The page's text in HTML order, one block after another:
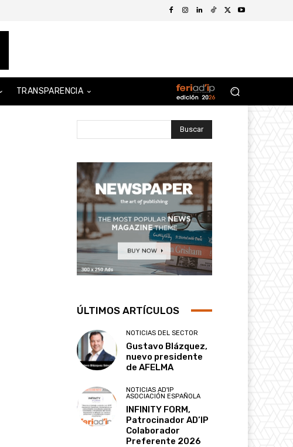
TRANSPARENCIA
Buscar
ÚLTIMOS ARTÍCULOS
NOTICIAS DEL SECTOR
Gustavo Blázquez,
nuevo presidente
de AFELMA
NOTICIAS AD'IP
ASOCIACIÓN ESPAÑOLA
INFINITY FORM,
Patrocinador AD’IP
Colaborador
Preferente 2026